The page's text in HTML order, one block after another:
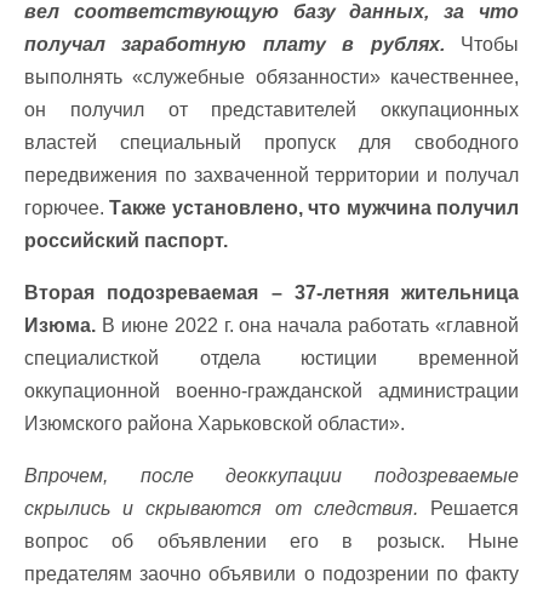
вел соответствующую базу данных, за что
получал заработную плату в рублях. Чтобы
выполнять «служебные обязанности» качественнее,
он получил от представителей оккупационных
властей специальный пропуск для свободного
передвижения по захваченной территории и получал
горючее.Также установлено, что мужчина получил
российский паспорт.
Вторая подозреваемая – 37-летняя жительница
Изюма. В июне 2022 г. она начала работать «главной
специалисткой отдела юстиции временной
оккупационной военно-гражданской администрации
Изюмского района Харьковской области».
Впрочем, после деоккупации подозреваемые
скрылись и скрываются от следствия.
Решается
вопрос об объявлении его в розыск. Ныне
предателям заочно объявили о подозрении по факту